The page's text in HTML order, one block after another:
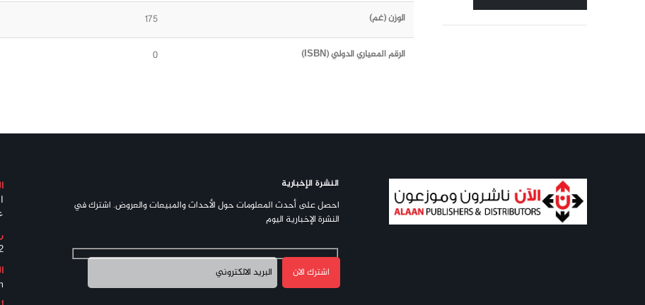
الوزن (غم) 175
الرقم المعياري الدولي (ISBN) 0
النشرة الإخبارية
احصل على أحدث المعلومات حول الأحداث والمبيعات والعروض. اشترك في
النشرة الإخبارية اليوم